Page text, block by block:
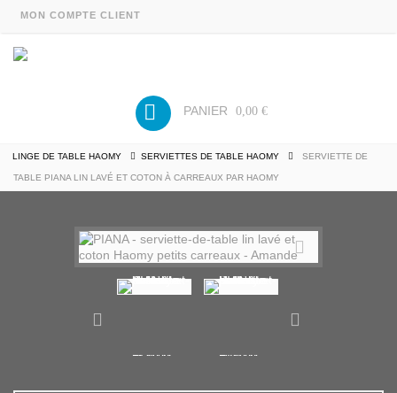
MON COMPTE CLIENT
PANIER 0,00 €
LINGE DE TABLE HAOMY SERVIETTES DE TABLE HAOMY SERVIETTE DE
TABLE PIANA LIN LAVÉ ET COTON À CARREAUX PAR HAOMY